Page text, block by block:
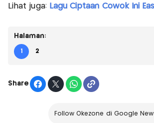
Lihat juga: Lagu Ciptaan Cowok Ini
Halaman:
1 2
Share
Follow Okezone di Google